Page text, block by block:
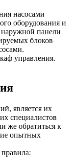
насосами
оборудования и
панели
блоков
управления.
является их
специалистов
же обратиться к
опытных